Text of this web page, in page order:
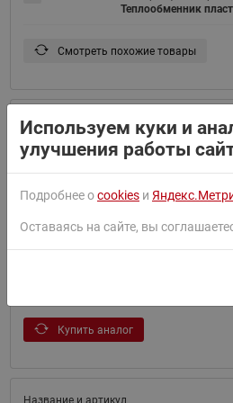
Теплообменник
Смотреть похожие товары
021H6827 B3-095-40-3,0-M
Смотреть похожие товары
Купить аналог
Используем куки и
улучшения работы
Подробнее оcookies и
Оставаясь на сайте, вы